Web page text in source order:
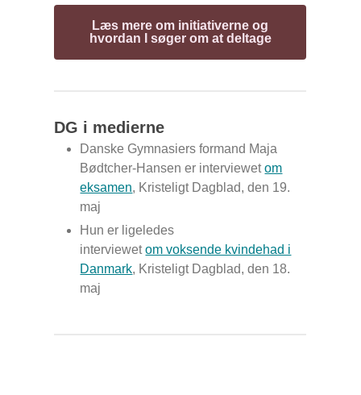
Læs mere om initiativerne og
hvordan I søger om at deltage
DG i medierne
Danske Gymnasiers formand Maja
Bødtcher-Hansen er interviewetom
eksamen, Kristeligt Dagblad, den 19.
maj
Hun er ligeledes
interviewetom voksende kvindehad i
Danmark, Kristeligt Dagblad, den 18.
maj